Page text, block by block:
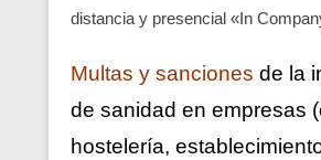
distancia y presencial «In
Multas y sanciones de la
de sanidad en empresas
hostelería,